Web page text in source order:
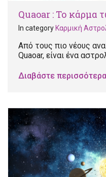
Quaoar : Το κάρμα
In category Καρμική
Από τους πιο νέους
Quaoar, είναι ένα
Διαβάστε περισσότερα